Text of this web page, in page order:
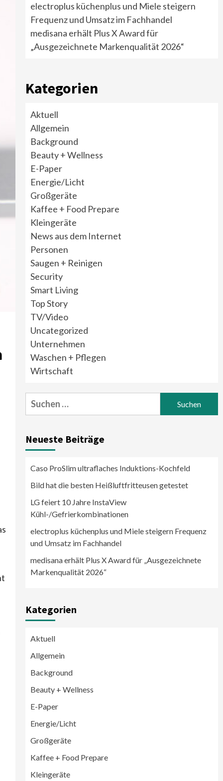
electroplus küchenplus und Miele steigern
Frequenz und Umsatz im Fachhandel
medisana erhält Plus X Award für
„Ausgezeichnete Markenqualität 2026“
Kategorien
Aktuell
Allgemein
Background
Beauty + Wellness
E-Paper
Energie/Licht
Großgeräte
Kaffee + Food Prepare
Kleingeräte
News aus dem Internet
Personen
Saugen + Reinigen
Security
Smart Living
Top Story
TV/Video
Uncategorized
Unternehmen
Waschen + Pflegen
Wirtschaft
Suchen
nach:
Neueste Beiträge
Caso ProSlim ultraflaches Induktions-Kochfeld
Bild hat die besten Heißluftfritteusen getestet
LG feiert 10 Jahre InstaView
Kühl-/Gefrierkombinationen
electroplus küchenplus und Miele steigern Frequenz
und Umsatz im Fachhandel
medisana erhält Plus X Award für „Ausgezeichnete
Markenqualität 2026“
Kategorien
Aktuell
Allgemein
Background
Beauty + Wellness
E-Paper
Energie/Licht
Großgeräte
Kaffee + Food Prepare
Kleingeräte
LG feiert 10 Jahre InstaView